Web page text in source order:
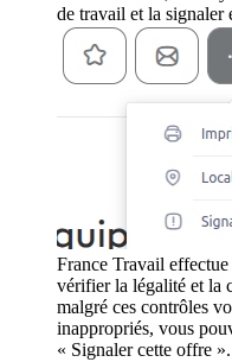
de travail et la signaler
France Travail
vérifier la légalité et la
malgré ces contrôles
inappropriés, vous
« Signaler cette offre ».